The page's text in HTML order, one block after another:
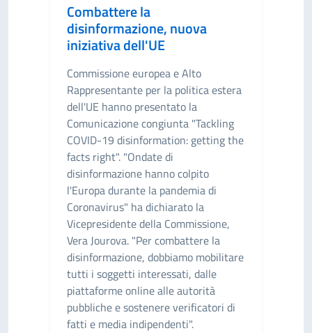
Combattere la
disinformazione, nuova
iniziativa dell'UE
Commissione europea e Alto
Rappresentante per la politica estera
dell'UE hanno presentato la
Comunicazione congiunta "Tackling
COVID-19 disinformation: getting the
facts right". "Ondate di
disinformazione hanno colpito
l'Europa durante la pandemia di
Coronavirus" ha dichiarato la
Vicepresidente della Commissione,
Vera Jourova. "Per combattere la
disinformazione, dobbiamo mobilitare
tutti i soggetti interessati, dalle
piattaforme online alle autorità
pubbliche e sostenere verificatori di
fatti e media indipendenti".